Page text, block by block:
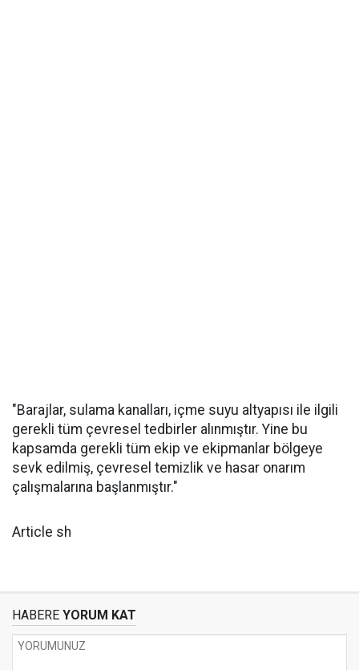
"Barajlar, sulama kanalları, içme suyu altyapısı ile ilgili
gerekli tüm çevresel tedbirler alınmıştır. Yine bu
kapsamda gerekli tüm ekip ve ekipmanlar bölgeye
sevk edilmiş, çevresel temizlik ve hasar onarım
çalışmalarına başlanmıştır."
Article sh
HABERE YORUM KAT